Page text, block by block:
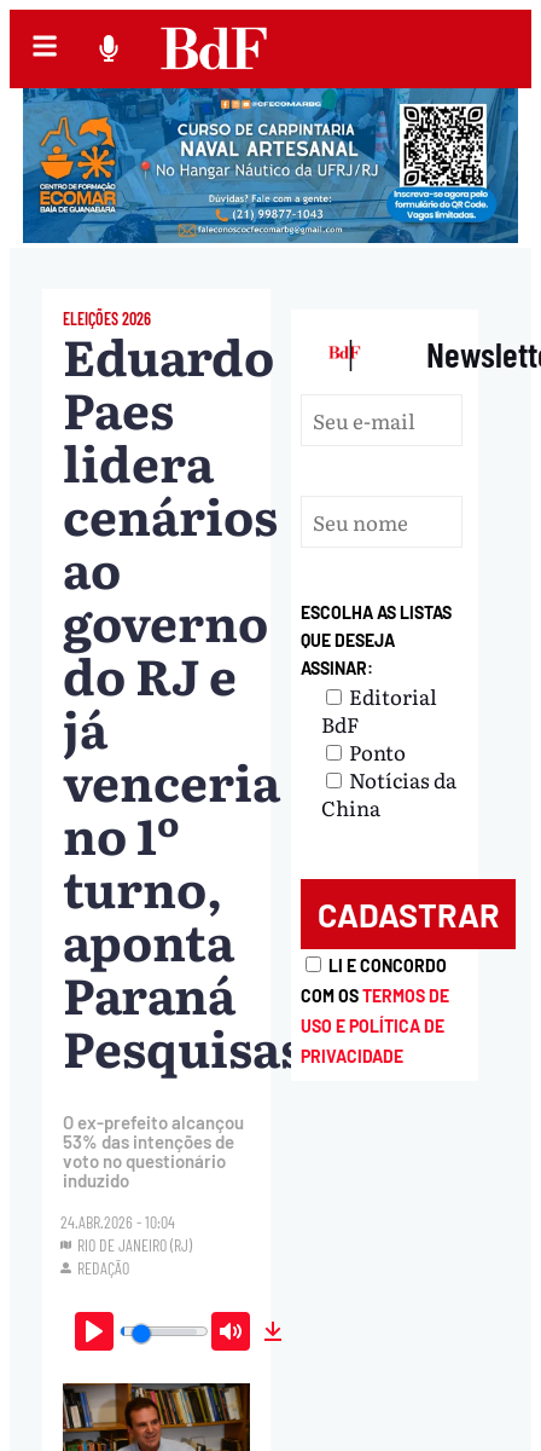
ELEIÇÕES 2026
Eduardo
Paes
lidera
cenários
ao
governo
do RJ e
já
venceria
no 1º
turno,
aponta
Paraná
Pesquisas
O ex-prefeito alcançou
53% das intenções de
voto no questionário
induzido
24.ABR.2026 - 10:04
RIO DE JANEIRO (RJ)
REDAÇÃO
Play Mute
|
ESCOLHA AS LISTAS
QUE DESEJA
ASSINAR:
Editorial
BdF
Ponto
Notícias da
China
LI E CONCORDO
COM OSTERMOS DE
USO E POLÍTICA DE
PRIVACIDADE